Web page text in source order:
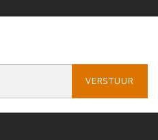
VERSTUUR